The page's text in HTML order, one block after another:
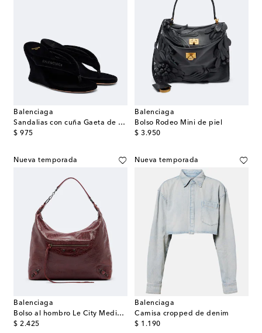
Balenciaga
Sandalias con cuña Gaeta de terciopelo
$ 975
original price
Balenciaga
Bolso Rodeo Mini de piel
$ 3.950
original price
Nueva temporada
Balenciaga
Bolso al hombro Le City Medium de piel
$ 2.425
original price
Nueva temporada
Balenciaga
Camisa cropped de denim
$ 1.190
original price